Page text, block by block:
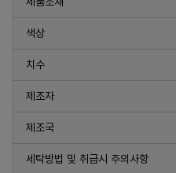
색상
치수
제조자
제조국
세탁방법 및 취급시 주의사항